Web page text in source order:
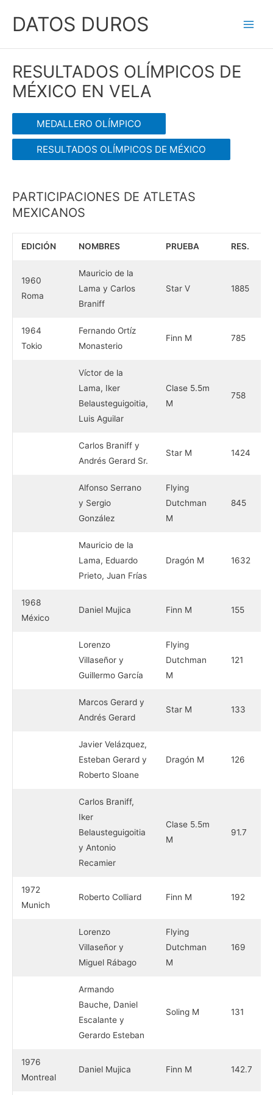
DATOS DUROS
RESULTADOS OLÍMPICOS DE
MÉXICO EN VELA
MEDALLERO OLÍMPICO
RESULTADOS OLÍMPICOS DE MÉXICO
PARTICIPACIONES DE ATLETAS
MEXICANOS
EDICIÓN NOMBRES PRUEBA RES.
1960
Roma
Mauricio de la
Lama y Carlos
Braniff
Star V 1885
1964
Tokio
Fernando Ortíz
Monasterio
Finn M 785
Víctor de la
Lama, Iker
Belausteguigoitia,
Luis Aguilar
Clase 5.5m
M
758
Carlos Braniff y
Andrés Gerard Sr.
Star M 1424
Alfonso Serrano
y Sergio
González
Flying
Dutchman
M
845
Mauricio de la
Lama, Eduardo
Prieto, Juan Frías
Dragón M 1632
1968
México
Daniel Mujica Finn M 155
Lorenzo
Villaseñor y
Guillermo García
Flying
Dutchman
M
121
Marcos Gerard y
Andrés Gerard
Star M 133
Javier Velázquez,
Esteban Gerard y
Roberto Sloane
Dragón M 126
Carlos Braniff,
Iker
Belausteguigoitia
y Antonio
Recamier
Clase 5.5m
M
91.7
1972
Munich
Roberto Colliard Finn M 192
Lorenzo
Villaseñor y
Miguel Rábago
Flying
Dutchman
M
169
Armando
Bauche, Daniel
Escalante y
Gerardo Esteban
Soling M 131
1976
Montreal
Daniel Mujica Finn M 142.7